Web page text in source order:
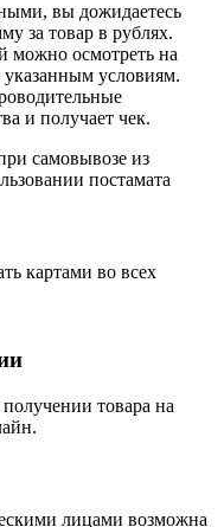
вы дожидаетесь
за товар в рублях.
можно осмотреть на
указанным условиям.
и получает чек.
самовывозе из
постамата
картами во всех
товара на
лицами возможна